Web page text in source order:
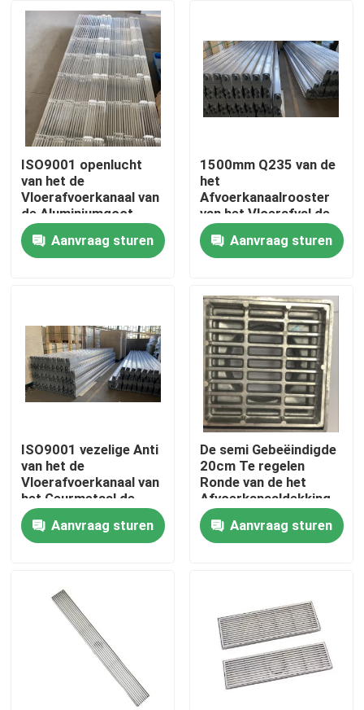
Huis
Ongeveer ons
Fabrieksreis
Kwaliteitscontrole
Contacteer ons
Verzoek om een Citaat
Het Comité van de aluminiumtoegang
Het Comité van de staaltoegang
Drywall toebehoren
ISO9001 openlucht
van het de
Vloerafvoerkanaal van
de Aluminiumgoot
Corrosiebestendige
de Roostergrill
Aanvraag sturen
1500mm Q235 van de
het
Afvoerkanaalrooster
van het Vloerafval de
Dekkings Lichte
Structuur Met hoge
weerstand
Aanvraag sturen
ISO9001 vezelige Anti
van het de
Vloerafvoerkanaal van
het Geurmetaal de
Zeefdekking voor
RioleringAanvraag sturen
De semi Gebeëindigde
20cm Te regelen
Ronde van de het
Afvoerkanaaldekking
van het
Mangataluminium
Aanvraag sturen